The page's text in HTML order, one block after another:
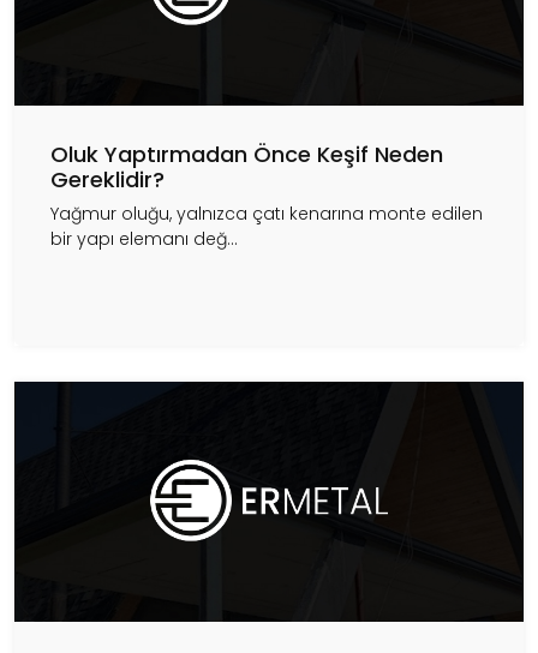
Oluk Yaptırmadan Önce Keşif Neden
Gereklidir?
Yağmur oluğu, yalnızca çatı kenarına monte edilen
bir yapı elemanı değ...